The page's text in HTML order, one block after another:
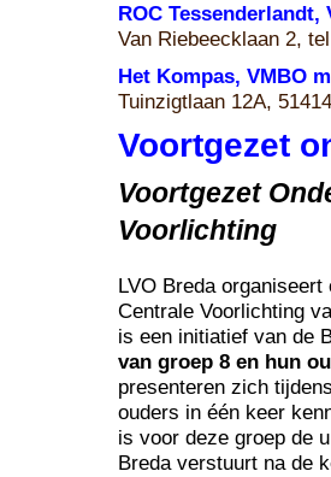
ROC Tessenderlandt,
Van Riebeecklaan 2,
Het Kompas, VMBO
Tuinzigtlaan 12A,
Voortgezet
Voortgezet
Voorlichting
LVO Breda organiseert
Centrale Voorlichting
is een initiatief van de
van groep 8 en hun
presenteren zich
ouders in één keer
is voor deze groep de
Breda verstuurt na de